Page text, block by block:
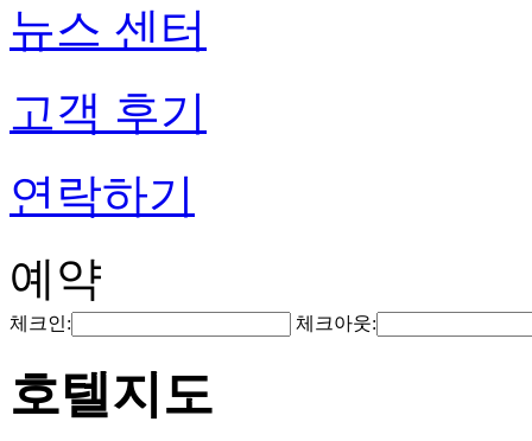
뉴스 센터
고객 후기
연락하기
예약
체크인: 체크아웃:
호텔지도